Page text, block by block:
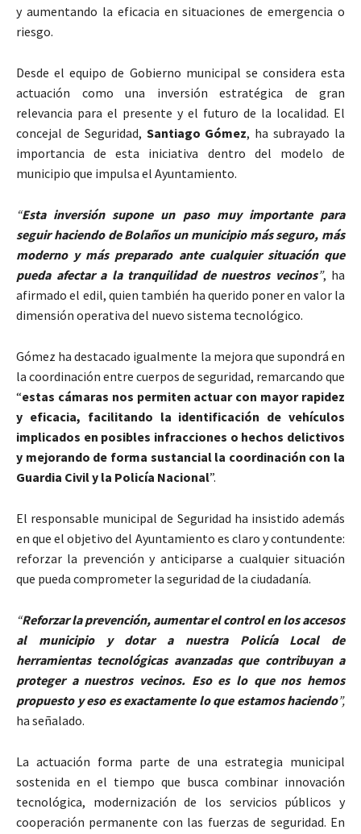
y aumentando la eficacia en situaciones de emergencia o
riesgo.
Desde el equipo de Gobierno municipal se considera esta
actuación como una inversión estratégica de gran
relevancia para el presente y el futuro de la localidad. El
concejal de Seguridad, Santiago Gómez, ha subrayado la
importancia de esta iniciativa dentro del modelo de
municipio que impulsa el Ayuntamiento.
“Esta inversión supone un paso muy importante para
seguir haciendo de Bolaños un municipio más seguro, más
moderno y más preparado ante cualquier situación que
pueda afectar a la tranquilidad de nuestros vecinos”, ha
afirmado el edil, quien también ha querido poner en valor la
dimensión operativa del nuevo sistema tecnológico.
Gómez ha destacado igualmente la mejora que supondrá en
la coordinación entre cuerpos de seguridad, remarcando que
“estas cámaras nos permiten actuar con mayor rapidez
y eficacia, facilitando la identificación de vehículos
implicados en posibles infracciones o hechos delictivos
y mejorando de forma sustancial la coordinación con la
Guardia Civil y la Policía Nacional”.
El responsable municipal de Seguridad ha insistido además
en que el objetivo del Ayuntamiento es claro y contundente:
reforzar la prevención y anticiparse a cualquier situación
que pueda comprometer la seguridad de la ciudadanía.
“Reforzar la prevención, aumentar el control en los accesos
al municipio y dotar a nuestra Policía Local de
herramientas tecnológicas avanzadas que contribuyan a
proteger a nuestros vecinos. Eso es lo que nos hemos
propuesto y eso es exactamente lo que estamos haciendo”,
ha señalado.
La actuación forma parte de una estrategia municipal
sostenida en el tiempo que busca combinar innovación
tecnológica, modernización de los servicios públicos y
cooperación permanente con las fuerzas de seguridad. En